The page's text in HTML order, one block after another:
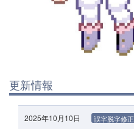
更新情報
2025年10月10日 誤字脱字修正